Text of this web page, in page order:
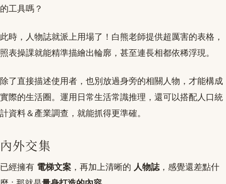
的工具嗎？
此時，人物誌就派上用場了！白熊老師提供超厲害的表格，
照表操課就能精準描繪出輪廓，甚至連長相都依稀浮現。
除了直接描述使用者，也別放過身旁的相關人物，才能構成
實際的生活圈。運用日常生活常識推理，還可以搭配人口統
計資料＆產業調查，就能抓得更準確。
內外交集
已經擁有 電梯文案 ，再加上清晰的 人物誌，感覺還差點什